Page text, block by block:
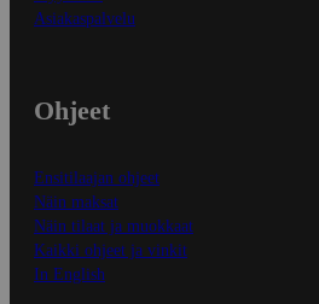
Asiakaspalvelu
Ohjeet
Ensitilaajan ohjeet
Näin maksat
Näin tilaat ja muokkaat
Kaikki ohjeet ja vinkit
In English